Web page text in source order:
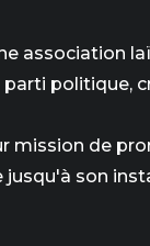
association
parti politique,
mission de
jusqu'à son